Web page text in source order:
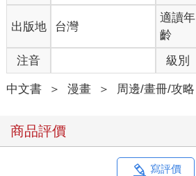
出版地 台灣
適讀年
齡
注音 級別
中文書 ＞ 漫畫 ＞ 周邊/畫冊/攻略
商品評價
寫評價